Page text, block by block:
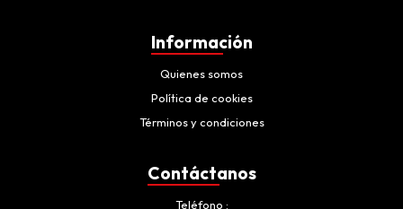
Información
Quienes somos
Política de cookies
Términos y condiciones
Contáctanos
Teléfono